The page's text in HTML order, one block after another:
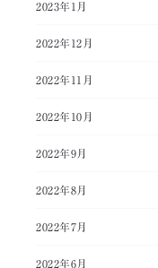
2023年1月
2022年12月
2022年11月
2022年10月
2022年9月
2022年8月
2022年7月
2022年6月